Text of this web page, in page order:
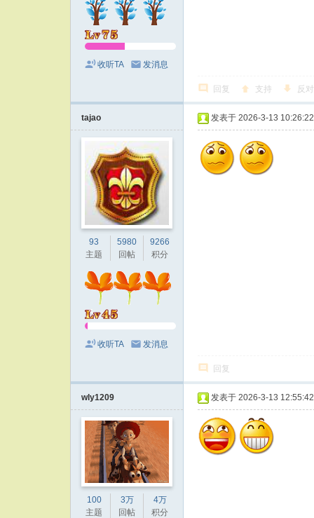
收听TA 发消息
回复 支持 反对
tajao
93
主题
5980
回帖
9266
积分
收听TA 发消息
发表于 2026-3-13 10:26:22
回复
wly1209
100
主题
3万
回帖
4万
积分
发表于 2026-3-13 12:55:42